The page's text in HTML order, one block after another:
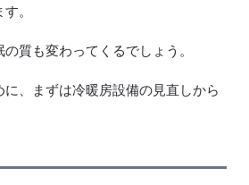
。
質も変わってくるでしょう。
、まずは冷暖房設備の見直しから